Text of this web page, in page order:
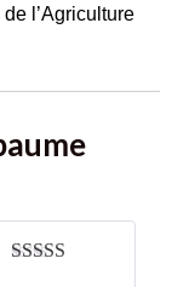
l’Agriculture